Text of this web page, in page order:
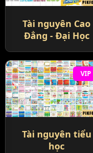
Tài nguyên Cao
Đẳng - Đại Học
VIP
Tài nguyên tiểu
học